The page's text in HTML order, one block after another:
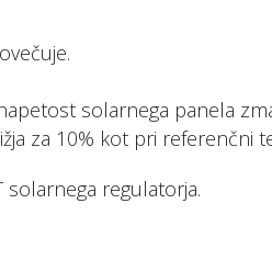
solarnega panela
za 10% kot pri referenčni
regulatorja.